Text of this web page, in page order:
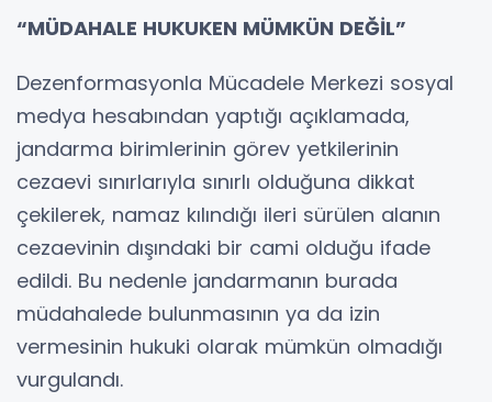
“MÜDAHALE HUKUKEN MÜMKÜN DEĞİL”
Dezenformasyonla Mücadele Merkezi sosyal
medya hesabından yaptığı açıklamada,
jandarma birimlerinin görev yetkilerinin
cezaevi sınırlarıyla sınırlı olduğuna dikkat
çekilerek, namaz kılındığı ileri sürülen alanın
cezaevinin dışındaki bir cami olduğu ifade
edildi. Bu nedenle jandarmanın burada
müdahalede bulunmasının ya da izin
vermesinin hukuki olarak mümkün olmadığı
vurgulandı.